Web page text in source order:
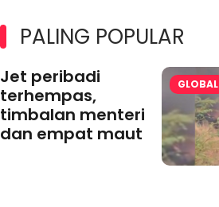
PALING POPULAR
Jet peribadi
terhempas,
timbalan menteri
dan empat maut
GLOBAL